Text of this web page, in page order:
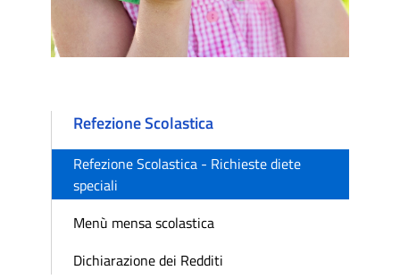
Refezione Scolastica
Refezione Scolastica - Richieste diete
speciali
Menù mensa scolastica
Dichiarazione dei Redditi